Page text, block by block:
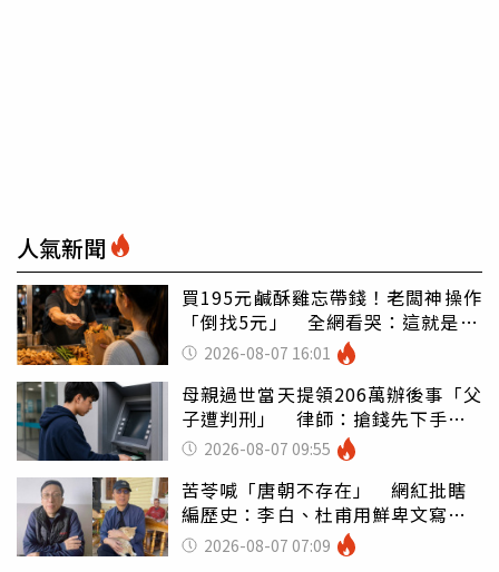
人氣新聞
買195元鹹酥雞忘帶錢！老闆神操作
「倒找5元」 全網看哭：這就是台
灣 2026-08-07 16:01
母親過世當天提領206萬辦後事「父
子遭判刑」 律師：搶錢先下手是
罪 2026-08-07 09:55
苦苓喊「唐朝不存在」 網紅批瞎
編歷史：李白、杜甫用鮮卑文寫
詩？2026-08-07 07:09